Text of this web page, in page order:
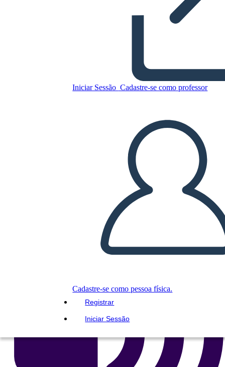
Iniciar Sessão Cadastre-se como professor
Cadastre-se como pessoa física.
Registrar
Iniciar Sessão
Copie este storyboard
CRIAR UM STORYBOARD
REPRODUZIR APRESENTAÇÃO DE SLIDES
LEIA PRA MIM